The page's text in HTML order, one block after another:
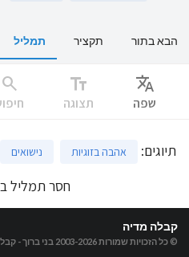
הבא בתור תקציר תמליל
Translate
שפה
text_fields
תצוגה
search
תיוגים: אהבה בזוגיות נישואים
חסר תמליל
קבלה מדיה
© כל הזכויות שמורות 2003-2026 בני ברוך -